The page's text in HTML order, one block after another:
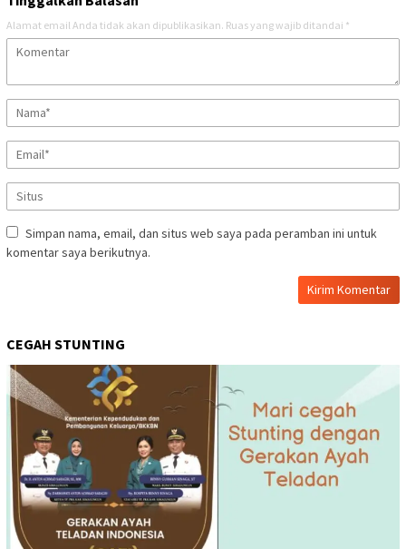
Alamat email Anda tidak akan dipublikasikan. Ruas yang wajib ditandai *
Simpan nama, email, dan situs web saya pada peramban ini untuk
komentar saya berikutnya.
CEGAH STUNTING